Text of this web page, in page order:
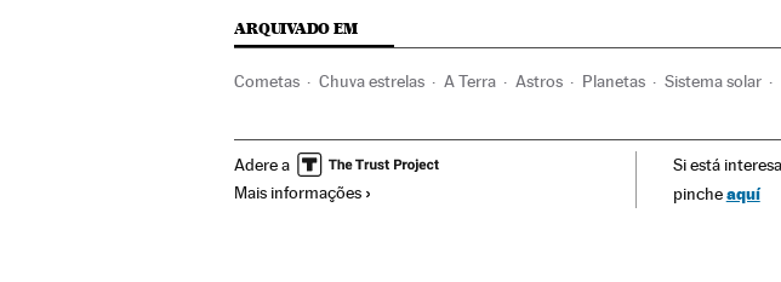
ARQUIVADO EM
Cometas Chuva estrelas A Terra Astros Planetas Sistema solar
Adere a
Mais informações
Si está
pincheaquí